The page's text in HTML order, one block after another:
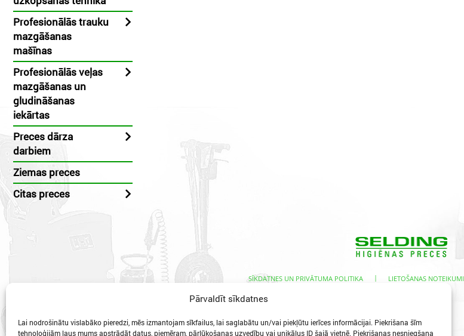
Pārvaldīt sīkdatnes
Lai nodrošinātu vislabāko pieredzi, mēs izmantojam sīkfailus, lai saglabātu un/vai piekļūtu ierīces informācijai. Piekrišana šīm
tehnoloģijām ļaus mums apstrādāt datus, piemēram, pārlūkošanas uzvedību vai unikālus ID šajā vietnē. Piekrišanas nesniegšana
Profesionālās trauku
mazgāšanas
mašīnas
Profesionālās veļas
mazgāšanas un
gludināšanas
iekārtas
Preces dārza
darbiem
Ziemas preces
Citas preces
SĪKDATNES UN PRIVĀTUMA POLITIKA | LIETOŠANAS NOTEIKUMI